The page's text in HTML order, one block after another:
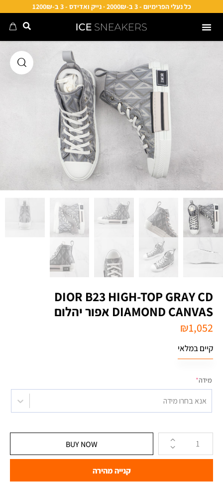
כל נעלי הפרימיום - 3 ב-2000₪ · נייק ואדידס - 3 ב-1200₪
DIOR B23 HIGH-TOP GRAY CD
DIAMOND CANVAS אפור יהלום
₪1,052
קיים במלאי
מידה*
אנא בחרו מידה
BUY NOW
קנייה מהירה